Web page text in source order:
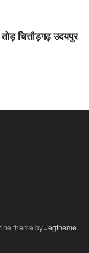
चित्तौड़गढ़ उदयपुर
theme byJegtheme.